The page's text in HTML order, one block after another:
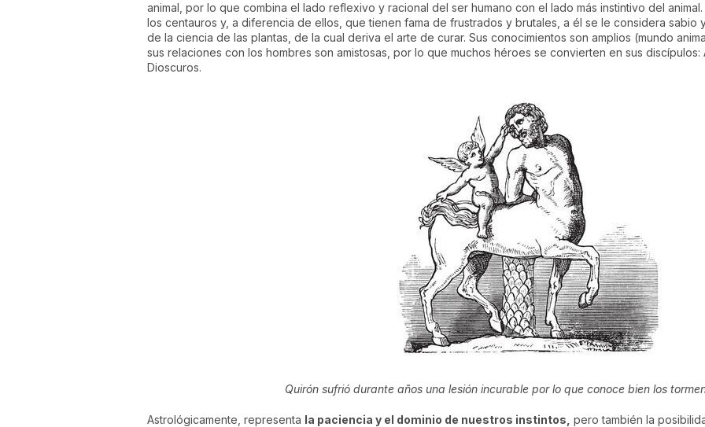
animal, por lo que combina el lado reflexivo y racional del ser humano con el lado más instintivo del
los centauros y, a diferencia de ellos, que tienen fama de frustrados y brutales, a él se le considera sabio
de la ciencia de las plantas, de la cual deriva el arte de curar. Sus conocimientos son amplios (mundo
sus relaciones con los hombres son amistosas, por lo que muchos héroes se convierten en sus
Dioscuros.
Quirón sufrió durante años una lesión incurable por lo que conoce bien los
Astrológicamente, representa la paciencia y el dominio de nuestros instintos, pero también la